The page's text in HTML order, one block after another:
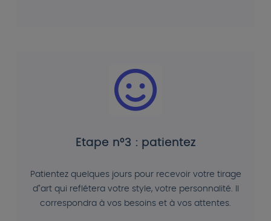
Etape n°3 : patientez
Patientez quelques jours pour recevoir votre tirage
d"art qui reflétera votre style, votre personnalité. Il
correspondra à vos besoins et à vos attentes.